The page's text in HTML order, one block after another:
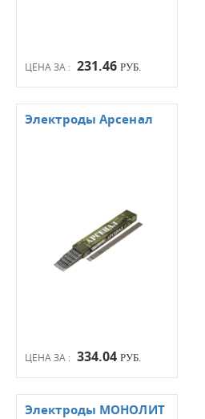
ЦЕНА ЗА : 231.46 РУБ.
ЦЕНА ЗА : 334.04 РУБ.
Электроды Арсенал
Электроды МОНОЛИТ